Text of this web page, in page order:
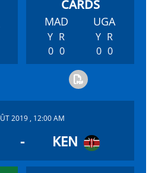
MAD UGA
Y R
0 0
Y R
0 0
2019 , 12:00 AM
- KEN